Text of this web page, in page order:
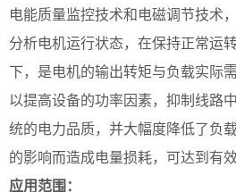
电能质量监控技术和电磁调节技术
分析电机运行状态，在保持正常运
下，是电机的输出转矩与负载实际
以提高设备的功率因素，抑制线路
统的电力品质，并大幅度降低了负
的影响而造成电量损耗，可达到有
应用范围：